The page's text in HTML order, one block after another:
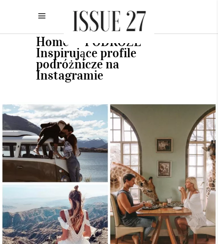
Home PODRÓŻE
Inspirujące profile
podróżnicze na
Instagramie